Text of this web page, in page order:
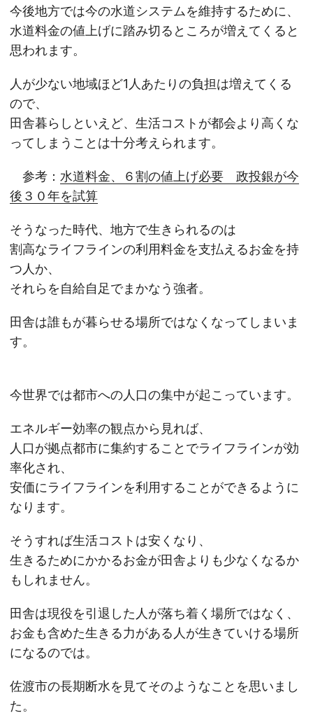
今後地方では今の水道システムを維持するために、
水道料金の値上げに踏み切るところが増えてくると
思われます。
人が少ない地域ほど1人あたりの負担は増えてくる
ので、
田舎暮らしといえど、生活コストが都会より高くな
ってしまうことは十分考えられます。
参考： 水道料金、６割の値上げ必要 政投銀が今
後３０年を試算
そうなった時代、地方で生きられるのは
割高なライフラインの利用料金を支払えるお金を持
つ人か、
それらを自給自足でまかなう強者。
田舎は誰もが暮らせる場所ではなくなってしまいま
す。
今世界では都市への人口の集中が起こっています。
エネルギー効率の観点から見れば、
人口が拠点都市に集約することでライフラインが効
率化され、
安価にライフラインを利用することができるように
なります。
そうすれば生活コストは安くなり、
生きるためにかかるお金が田舎よりも少なくなるか
もしれません。
田舎は現役を引退した人が落ち着く場所ではなく、
お金も含めた生きる力がある人が生きていける場所
になるのでは。
佐渡市の長期断水を見てそのようなことを思いまし
た。